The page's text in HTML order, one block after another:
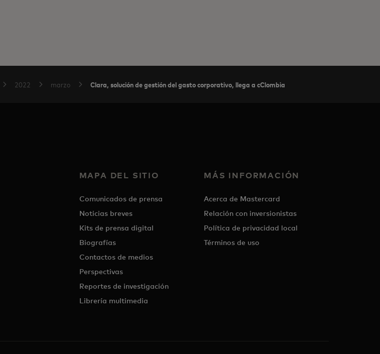
2022 marzo Clara, solución de gestión del gasto corporativo, llega a cClombia
MAPA DEL SITIO
Comunicados de prensa
Noticias breves
Kits de prensa digital
Biografías
Contactos de medios
Perspectivas
Reportes de investigación
Librería multimedia
MÁS INFORMACIÓN
Acerca de Mastercard
Relación con inversionistas
Política de privacidad local
Términos de uso